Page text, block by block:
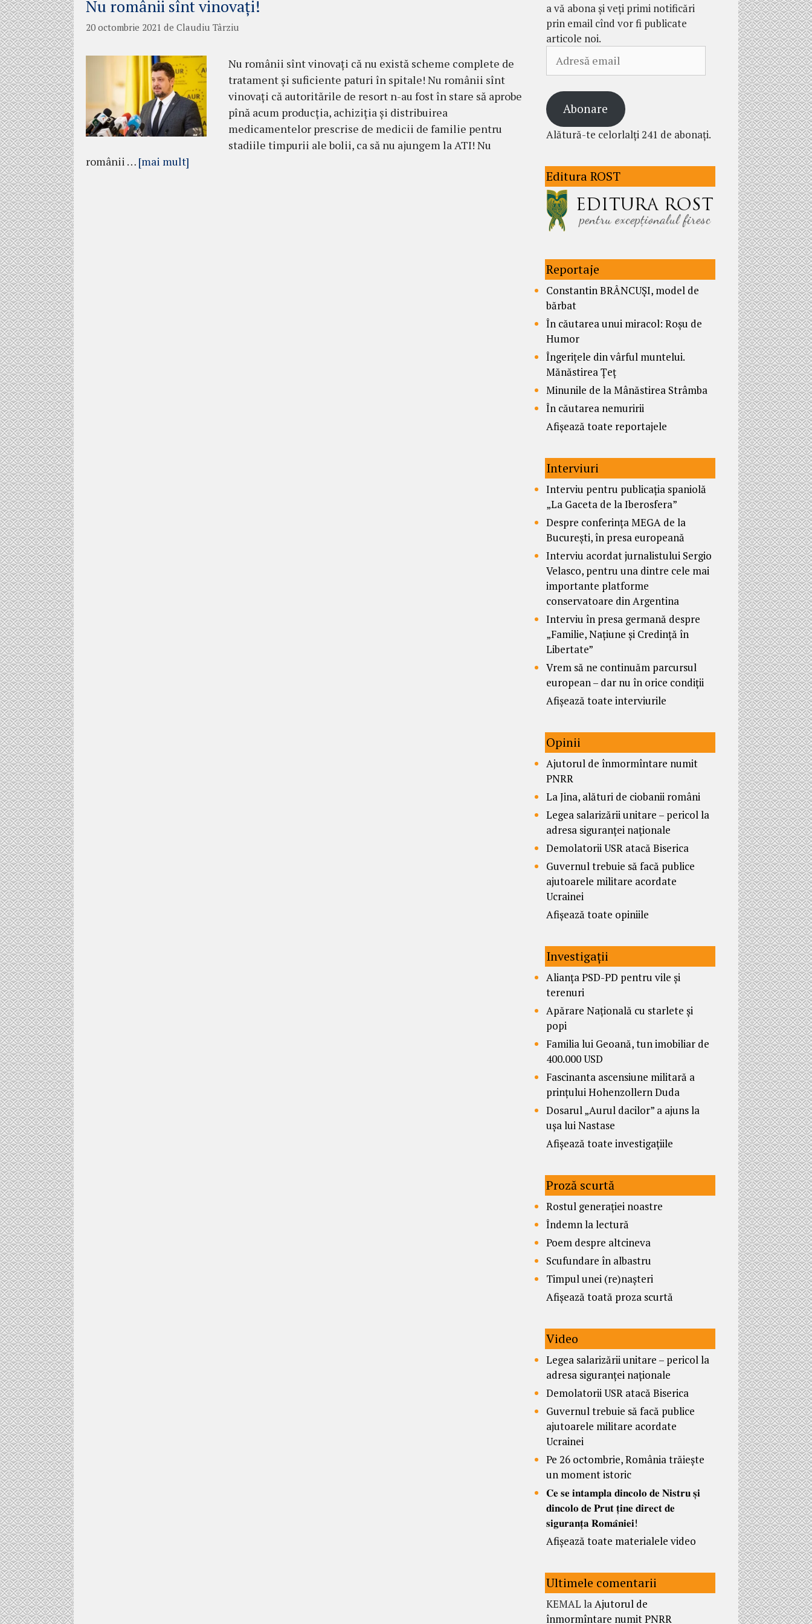
Nu românii sînt vinovați!
20 octombrie 2021 de Claudiu Târziu
Nu românii sînt vinovați că nu există scheme complete de
tratament și suficiente paturi în spitale! Nu românii sînt
vinovați că autoritările de resort n-au fost în stare să aprobe
pînă acum producția, achiziția și distribuirea
medicamentelor prescrise de medicii de familie pentru
stadiile timpurii ale bolii, ca să nu ajungem la ATI! Nu
românii … [mai mult]
a vă abona și veți primi notificări
prin email cînd vor fi publicate
articole noi.
email
Abonare
Alătură-te celorlalți 241 de abonați.
Editura ROST
Reportaje
Constantin BRÂNCUȘI, model de
bărbat
În căutarea unui miracol: Roșu de
Humor
Îngerițele din vârful muntelui.
Mănăstirea Țeț
Minunile de la Mânăstirea Strâmba
În căutarea nemuririi
Afișează toate reportajele
Interviuri
Interviu pentru publicația spaniolă
„La Gaceta de la Iberosfera”
Despre conferința MEGA de la
București, în presa europeană
Interviu acordat jurnalistului Sergio
Velasco, pentru una dintre cele mai
importante platforme
conservatoare din Argentina
Interviu în presa germană despre
„Familie, Națiune și Credință în
Libertate”
Vrem să ne continuăm parcursul
european – dar nu în orice condiții
Afișează toate interviurile
Opinii
Ajutorul de înmormîntare numit
PNRR
La Jina, alături de ciobanii români
Legea salarizării unitare – pericol la
adresa siguranței naționale
Demolatorii USR atacă Biserica
Guvernul trebuie să facă publice
ajutoarele militare acordate
Ucrainei
Afișează toate opiniile
Investigații
Alianța PSD-PD pentru vile și
terenuri
Apărare Națională cu starlete și
popi
Familia lui Geoană, tun imobiliar de
400.000 USD
Fascinanta ascensiune militară a
prințului Hohenzollern Duda
Dosarul „Aurul dacilor” a ajuns la
ușa lui Nastase
Afișează toate investigațiile
Proză scurtă
Rostul generației noastre
Îndemn la lectură
Poem despre altcineva
Scufundare în albastru
Timpul unei (re)nașteri
Afișează toată proza scurtă
Video
Legea salarizării unitare – pericol la
adresa siguranței naționale
Demolatorii USR atacă Biserica
Guvernul trebuie să facă publice
ajutoarele militare acordate
Ucrainei
Pe 26 octombrie, România trăiește
un moment istoric
𝐂𝐞 𝐬𝐞 𝐢𝐧𝐭𝐚𝐦𝐩𝐥𝐚 𝐝𝐢𝐧𝐜𝐨𝐥𝐨 𝐝𝐞 𝐍𝐢𝐬𝐭𝐫𝐮 𝐬̦𝐢
𝐝𝐢𝐧𝐜𝐨𝐥𝐨 𝐝𝐞 𝐏𝐫𝐮𝐭 𝐭̦𝐢𝐧𝐞 𝐝𝐢𝐫𝐞𝐜𝐭 𝐝𝐞
𝐬𝐢𝐠𝐮𝐫𝐚𝐧𝐭̦𝐚 𝐑𝐨𝐦𝐚̂𝐧𝐢𝐞𝐢!
Afișează toate materialele video
Ultimele comentarii
KEMAL laAjutorul de
înmormîntare numit PNRR